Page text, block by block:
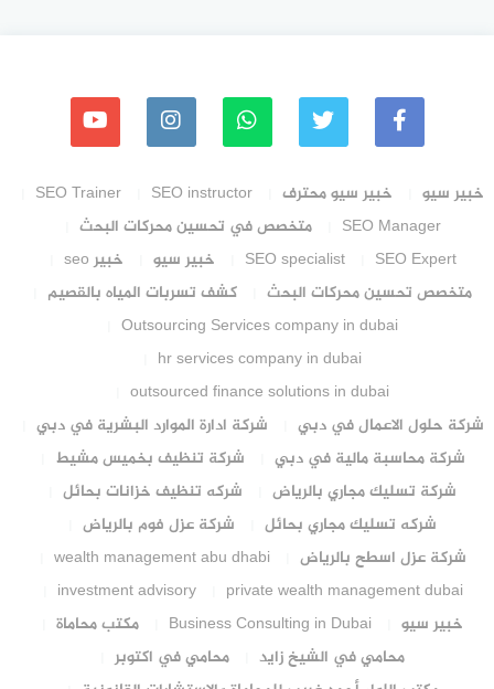
خبير سيو خبير سيو محترف SEO instructor
SEO Trainer
SEO Manager
متخصص في تحسين محركات البحث
SEO Expert
SEO specialist خبير سيو
خبير seo
متخصص تحسين محركات البحث
كشف تسربات المياه بالقصيم
Outsourcing Services company in dubai
hr services company in dubai
outsourced finance solutions in dubai
شركة حلول الاعمال في دبي
شركة ادارة الموارد البشرية في دبي
شركة محاسبة مالية في دبي
شركة تنظيف بخميس مشيط
شركة تسليك مجاري بالرياض
شركه تنظيف خزانات بحائل
شركه تسليك مجاري بحائل
شركة عزل فوم بالرياض
شركة عزل اسطح بالرياض
wealth management abu dhabi
private wealth management dubai
investment advisory
خبير سيو
Business Consulting in Dubai
مكتب محاماة
محامي في الشيخ زايد
محامي في اكتوبر